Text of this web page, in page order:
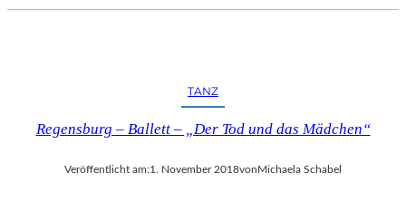
TANZ
Regensburg – Ballett – „Der Tod und das Mädchen“
Veröffentlicht am:1. November 2018vonMichaela Schabel